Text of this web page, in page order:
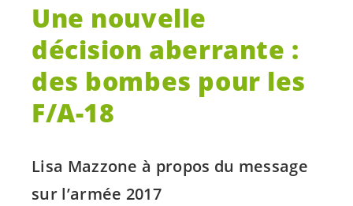
Une nouvelle
décision aberrante :
des bombes pour les
F/A-18
Lisa Mazzone à propos du message
sur l’armée 2017